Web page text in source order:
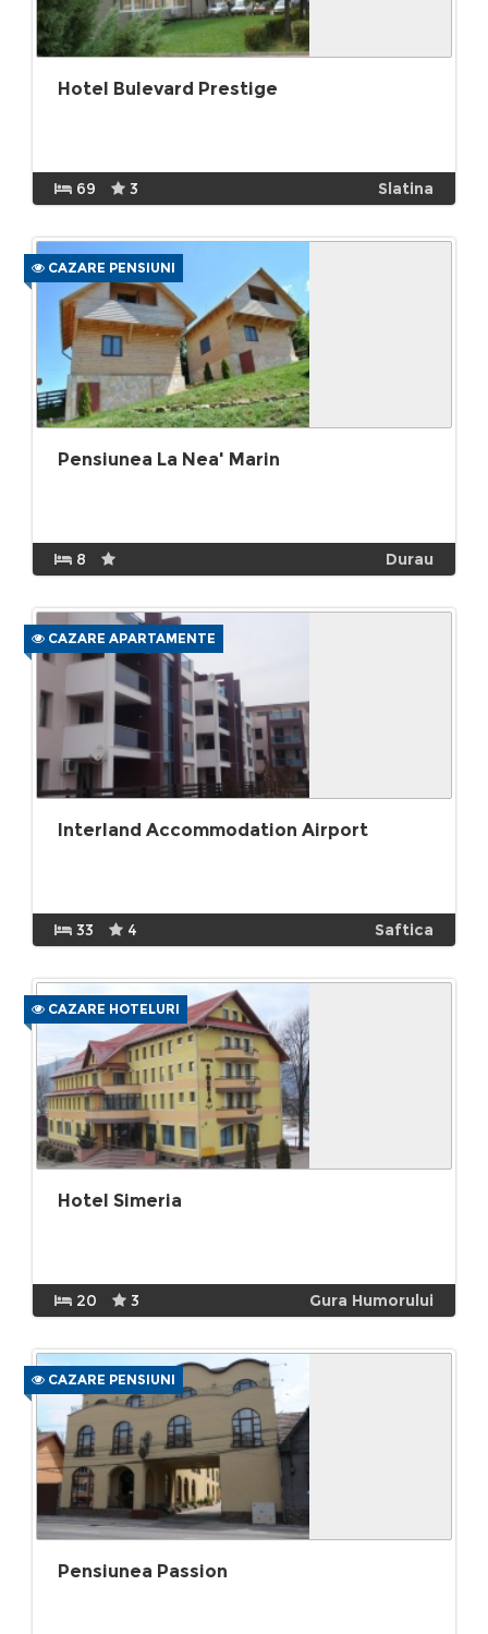
Hotel Bulevard Prestige
69 3 Slatina
CAZARE PENSIUNI
Pensiunea La Nea' Marin
8 Durau
CAZARE APARTAMENTE
Interland Accommodation Airport
33 4 Saftica
CAZARE HOTELURI
Hotel Simeria
20 3 Gura Humorului
CAZARE PENSIUNI
Pensiunea Passion